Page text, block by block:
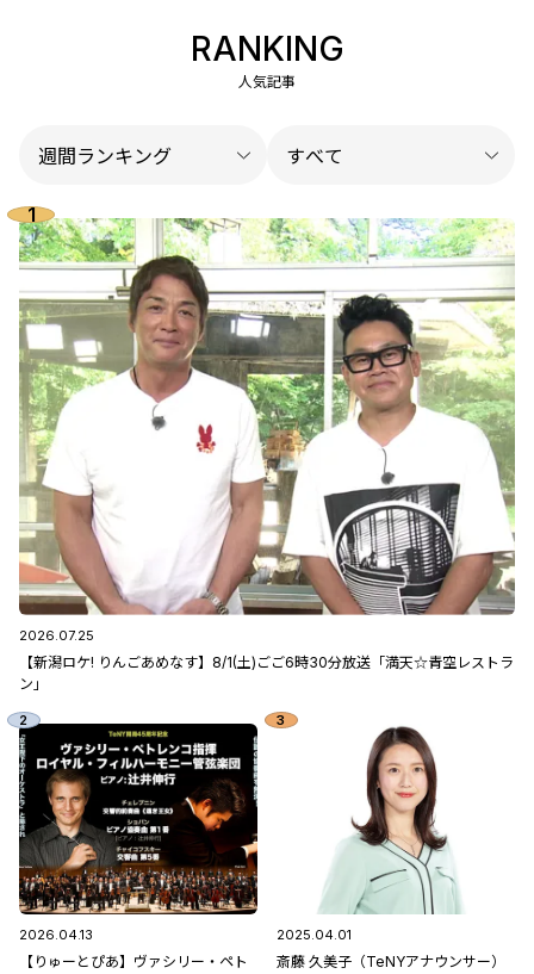
RANKING
人気記事
2026.07.25
【新潟ロケ! りんごあめなす】8/1(土)ごご6時30分放送「満天☆青空レストラ
ン」
2026.04.13
【りゅーとぴあ】ヴァシリー・ペト
2025.04.01
斎藤 久美子（TeNYアナウンサー）